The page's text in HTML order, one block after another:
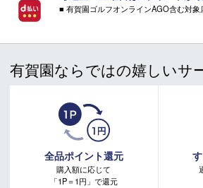
■ キャンペーン期間：毎週 金・土曜日
注意事項：
・有賀園ポイントの獲得には別途ログイ
・本特典は予告なく変更・中止させて頂
・本キャンペーンの特典を受ける場合、ドコモ専用
詳しくはこちらをご確認ください。
キャンペーンページ
有賀園ならではの嬉しいサ
全品ポイント還元
購入額に応じて
「1P＝1円」で還元